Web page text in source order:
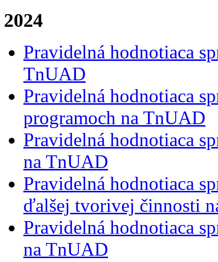
2024
Pravidelná hodnotiaca
TnUAD
Pravidelná hodnotiaca
programoch na TnUAD
Pravidelná hodnotiaca
na TnUAD
Pravidelná hodnotiaca
ďalšej tvorivej činnosti
Pravidelná hodnotiaca
na TnUAD